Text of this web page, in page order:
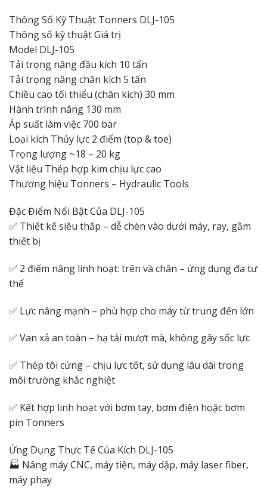
Thông Số Kỹ Thuật Tonners DLJ-105
Thông số kỹ thuật Giá trị
Model DLJ-105
Tải trọng nâng đầu kích 10 tấn
Tải trọng nâng chân kích 5 tấn
Chiều cao tối thiểu (chân kích) 30 mm
Hành trình nâng 130 mm
Áp suất làm việc 700 bar
Loại kích Thủy lực 2 điểm (top & toe)
Trọng lượng ~18 – 20 kg
Vật liệu Thép hợp kim chịu lực cao
Thương hiệu Tonners – Hydraulic Tools
Đặc Điểm Nổi Bật Của DLJ-105
✅ Thiết kế siêu thấp – dễ chèn vào dưới máy, ray, gầm
thiết bị
✅ 2 điểm nâng linh hoạt: trên và chân – ứng dụng đa tư
thế
✅ Lực nâng mạnh – phù hợp cho máy từ trung đến lớn
✅ Van xả an toàn – hạ tải mượt mà, không gây sốc lực
✅ Thép tôi cứng – chịu lực tốt, sử dụng lâu dài trong
môi trường khắc nghiệt
✅ Kết hợp linh hoạt với bơm tay, bơm điện hoặc bơm
pin Tonners
Ứng Dụng Thực Tế Của Kích DLJ-105
🏭 Nâng máy CNC, máy tiện, máy dập, máy laser fiber,
máy phay